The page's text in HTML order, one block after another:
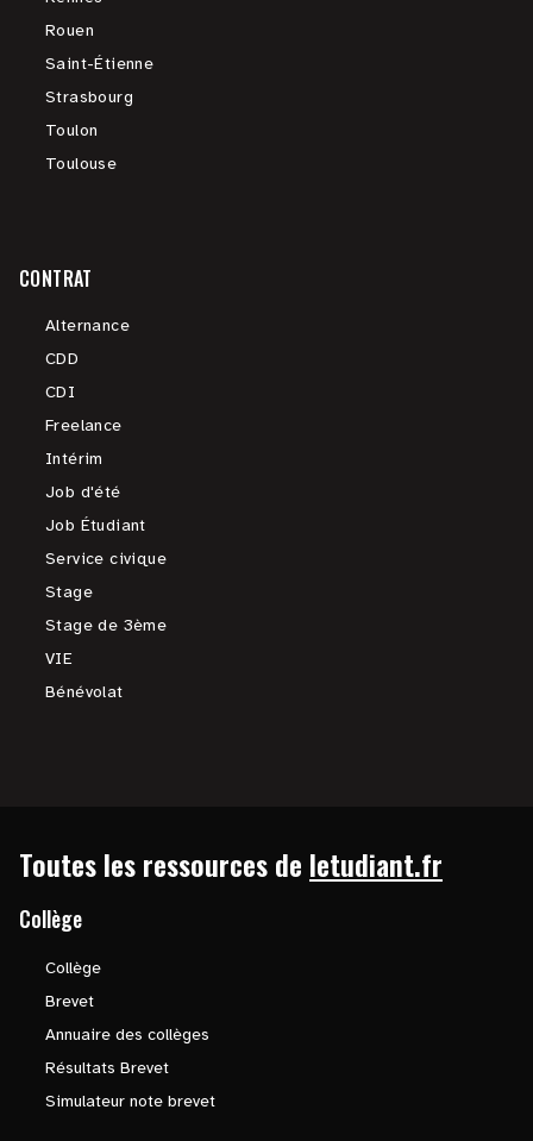
Rouen
Saint-Étienne
Strasbourg
Toulon
Toulouse
CONTRAT
Alternance
CDD
CDI
Freelance
Intérim
Job d'été
Job Étudiant
Service civique
Stage
Stage de 3ème
VIE
Bénévolat
Toutes les ressources de letudiant.fr
Collège
Collège
Brevet
Annuaire des collèges
Résultats Brevet
Simulateur note brevet